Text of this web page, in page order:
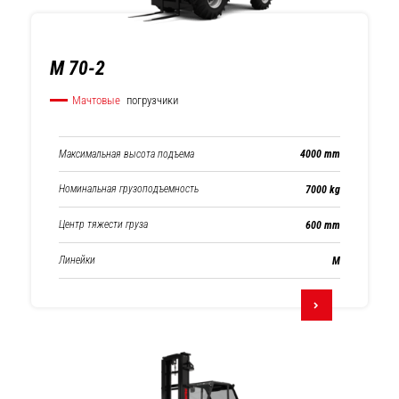
M 70-2
Мачтовые погрузчики
Максимальная высота подъема 4000 mm
Номинальная грузоподъемность 7000 kg
Центр тяжести груза 600 mm
Линейки М